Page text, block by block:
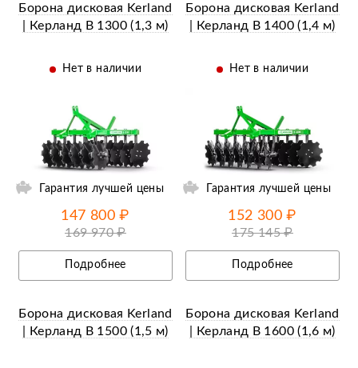
Борона дисковая Kerland
| Керланд B 1300 (1,3 м)
Нет в наличии
Гарантия лучшей цены
147 800 ₽
169 970 ₽
Подробнее
Борона дисковая Kerland
| Керланд B 1400 (1,4 м)
Нет в наличии
Ещё 2 фотографии
Гарантия лучшей цены
152 300 ₽
175 145 ₽
Подробнее
Борона дисковая Kerland
| Керланд B 1500 (1,5 м)
Борона дисковая Kerland
| Керланд B 1600 (1,6 м)